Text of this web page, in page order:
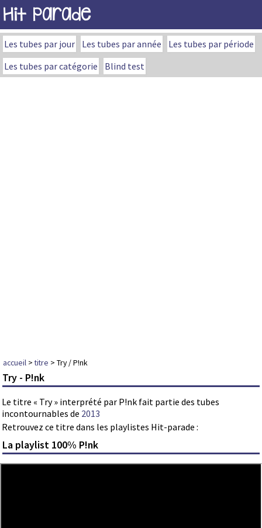
Hit Parade
Les tubes par jour Les tubes par année
Les tubes par période
Les tubes par catégorie
Blind test
accueil >titre > Try / P!nk
Try - P!nk
Le titre « Try » interprété par P!nk fait partie des tubes
incontournables de 2013
Retrouvez ce titre dans les playlistes Hit-parade :
La playlist 100% P!nk